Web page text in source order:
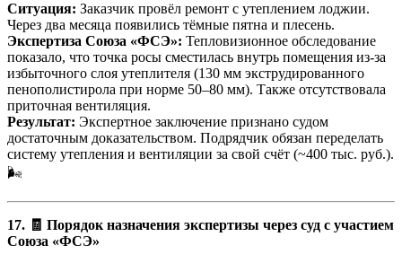
Ситуация: Заказчик провёл ремонт с утеплением лоджии.
Через два месяца появились тёмные пятна и плесень.
Экспертиза Союза «ФСЭ»: Тепловизионное обследование
показало, что точка росы сместилась внутрь помещения из-за
избыточного слоя утеплителя (130 мм экструдированного
пенополистирола при норме 50–80 мм). Также отсутствовала
приточная вентиляция.
Результат: Экспертное заключение признано судом
достаточным доказательством. Подрядчик обязан переделать
систему утепления и вентиляции за свой счёт (~400 тыс. руб.).
🌬️
17. 🧾 Порядок назначения экспертизы через суд с участием
Союза «ФСЭ»